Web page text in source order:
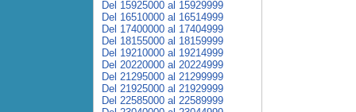
Del 15925000 al 15929999
Del 16510000 al 16514999
Del 17400000 al 17404999
Del 18155000 al 18159999
Del 19210000 al 19214999
Del 20220000 al 20224999
Del 21295000 al 21299999
Del 21925000 al 21929999
Del 22585000 al 22589999